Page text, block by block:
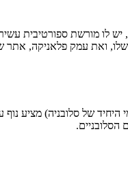
ואת עמק פלאניקה, אתר
של סלובניה) מציע
הסלובניים.